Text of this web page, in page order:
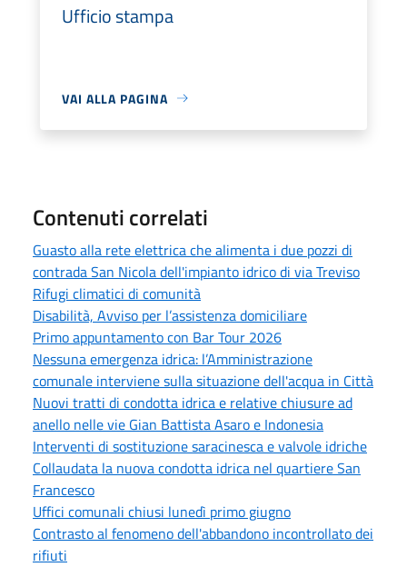
Ufficio stampa
VAI ALLA PAGINA
Contenuti correlati
Guasto alla rete elettrica che alimenta i due pozzi di
contrada San Nicola dell'impianto idrico di via Treviso
Rifugi climatici di comunità
Disabilità, Avviso per l’assistenza domiciliare
Primo appuntamento con Bar Tour 2026
Nessuna emergenza idrica: l’Amministrazione
comunale interviene sulla situazione dell'acqua in Città
Nuovi tratti di condotta idrica e relative chiusure ad
anello nelle vie Gian Battista Asaro e Indonesia
Interventi di sostituzione saracinesca e valvole idriche
Collaudata la nuova condotta idrica nel quartiere San
Francesco
Uffici comunali chiusi lunedì primo giugno
Contrasto al fenomeno dell'abbandono incontrollato dei
rifiuti